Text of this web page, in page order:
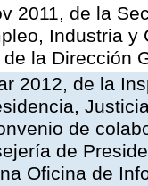
2011, de la
Industria
la Dirección
2012, de la
de
de
Oficina de